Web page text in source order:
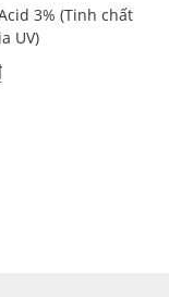
3% (Tinh chất
UV)